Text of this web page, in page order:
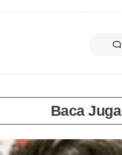
Baca Juga